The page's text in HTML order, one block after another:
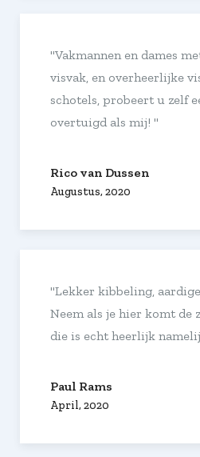
"Vakmannen en dames
visvak, en overheerlijke
schotels, probeert u zelf
overtuigd als mij! "
Rico van Dussen
Augustus, 2020
"Lekker kibbeling,
Neem als je hier komt de
die is echt heerlijk
Paul Rams
April, 2020